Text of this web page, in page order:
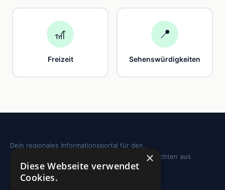
🎢
Freizeit
📍
Sehenswürdigkeiten
Dein regionales Informationsportal für den .
Sehenswürdigkeiten, Ausflugstipps und Geschichten aus
deiner Region.
×
Diese Webseite verwendet
Cookies.